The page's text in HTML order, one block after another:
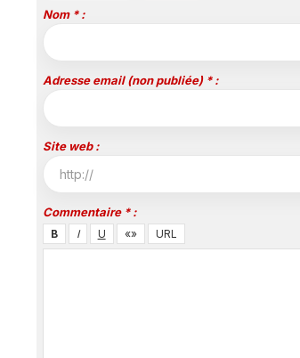
Nom * :
Adresse email (non publiée) * :
Site web :
Commentaire * :